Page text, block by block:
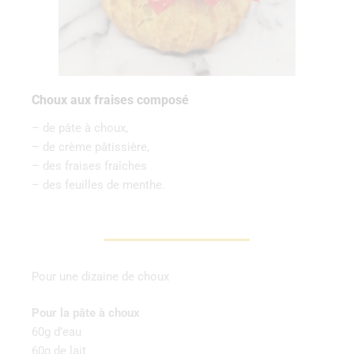
Choux aux fraises composé
– de pâte à choux,
– de crème pâtissière,
– des fraises fraîches
– des feuilles de menthe.
Pour une dizaine de choux
Pour la pâte à choux
60g d’eau
60g de lait